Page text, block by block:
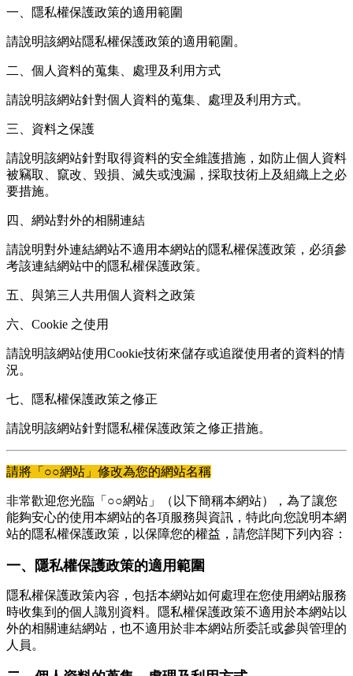
一、隱私權保護政策的適用範圍
請說明該網站隱私權保護政策的適用範圍。
二、個人資料的蒐集、處理及利用方式
請說明該網站針對個人資料的蒐集、處理及利用方式。
三、資料之保護
請說明該網站針對取得資料的安全維護措施，如防止個人資料
被竊取、竄改、毀損、滅失或洩漏，採取技術上及組織上之必
要措施。
四、網站對外的相關連結
請說明對外連結網站不適用本網站的隱私權保護政策，必須參
考該連結網站中的隱私權保護政策。
五、與第三人共用個人資料之政策
六、Cookie 之使用
請說明該網站使用Cookie技術來儲存或追蹤使用者的資料的情
況。
七、隱私權保護政策之修正
請說明該網站針對隱私權保護政策之修正措施。
請將「○○網站」修改為您的網站名稱
非常歡迎您光臨「○○網站」（以下簡稱本網站），為了讓您
能夠安心的使用本網站的各項服務與資訊，特此向您說明本網
站的隱私權保護政策，以保障您的權益，請您詳閱下列內容：
一、隱私權保護政策的適用範圍
隱私權保護政策內容，包括本網站如何處理在您使用網站服務
時收集到的個人識別資料。隱私權保護政策不適用於本網站以
外的相關連結網站，也不適用於非本網站所委託或參與管理的
人員。